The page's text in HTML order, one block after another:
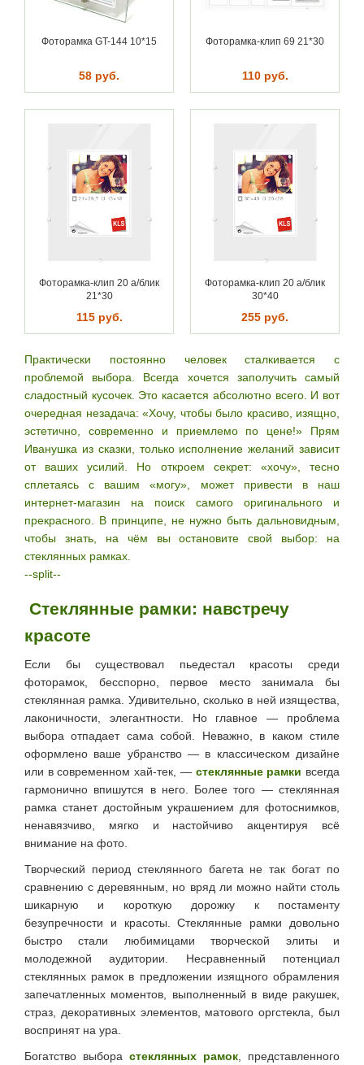
Фоторамка GT-144 10*15
58 руб.
Фоторамка-клип 69 21*30
110 руб.
Фоторамка-клип 20 а/блик
21*30
115 руб.
Фоторамка-клип 20 а/блик
30*40
255 руб.
Практически постоянно человек сталкивается с
проблемой выбора. Всегда хочется заполучить самый
сладостный кусочек. Это касается абсолютно всего. И вот
очередная незадача: «Хочу, чтобы было красиво, изящно,
эстетично, современно и приемлемо по цене!» Прям
Иванушка из сказки, только исполнение желаний зависит
от ваших усилий. Но откроем секрет: «хочу», тесно
сплетаясь с вашим «могу», может привести в наш
интернет-магазин на поиск самого оригинального и
прекрасного. В принципе, не нужно быть дальновидным,
чтобы знать, на чём вы остановите свой выбор: на
стеклянных рамках.
--split--
Стеклянные рамки: навстречу
красоте
Если бы существовал пьедестал красоты среди
фоторамок, бесспорно, первое место занимала бы
стеклянная рамка. Удивительно, сколько в ней изящества,
лаконичности, элегантности. Но главное — проблема
выбора отпадает сама собой. Неважно, в каком стиле
оформлено ваше убранство — в классическом дизайне
или в современном хай-тек, — стеклянные рамки всегда
гармонично впишутся в него. Более того — стеклянная
рамка станет достойным украшением для фотоснимков,
ненавязчиво, мягко и настойчиво акцентируя всё
внимание на фото.
Творческий период стеклянного багета не так богат по
сравнению с деревянным, но вряд ли можно найти столь
шикарную и короткую дорожку к постаменту
безупречности и красоты. Стеклянные рамки довольно
быстро стали любимицами творческой элиты и
молодежной аудитории. Несравненный потенциал
стеклянных рамок в предложении изящного обрамления
запечатленных моментов, выполненный в виде ракушек,
страз, декоративных элементов, матового оргстекла, был
воспринят на ура.
Богатство выбора стеклянных рамок , представленного